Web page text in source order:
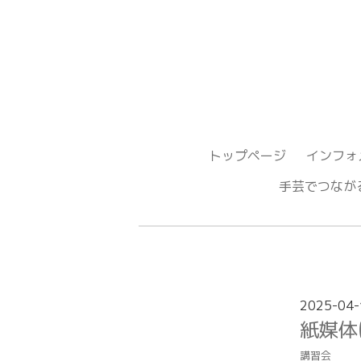
トップページ
インフ
手芸でつ
2025-
紙媒
講習会